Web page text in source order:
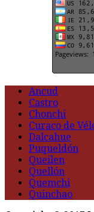
Ancud
Castro
Chonchi
Curaco de
Dalcahue
Puqueldón
Queilen
Quellón
Quemchi
Quinchao